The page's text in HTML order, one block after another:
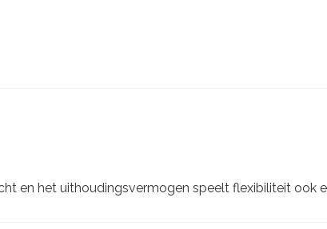
en het uithoudingsvermogen speelt flexibiliteit ook